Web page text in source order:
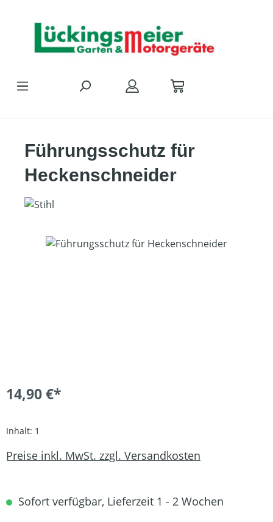
Führungsschutz für
Heckenschneider
Bildergalerie überspringen
14,90 €*
Inhalt: 1
Preise inkl. MwSt. zzgl. Versandkosten
Sofort verfügbar, Lieferzeit 1 - 2 Wochen